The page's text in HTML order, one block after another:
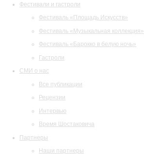
Фестивали и гастроли
Фестиваль «Площадь Искусств»
Фестиваль «Музыкальная коллекция»
Фестиваль «Барокко в белую ночь»
Гастроли
СМИ о нас
Все публикации
Рецензии
Интервью
Время Шостаковича
Партнеры
Наши партнеры